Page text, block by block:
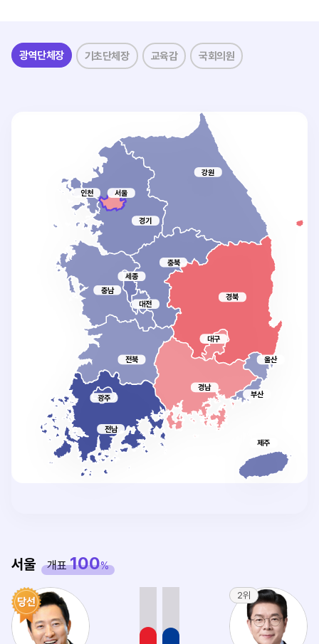
광역단체장 기초단체장 교육감 국회의원
서울
인천
경기
강원
충북
세종
대전
충남
경북
대구
울산
부산
경남
전북
전남
광주
제주
서울 개표100%
2위